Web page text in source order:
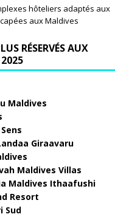
hôteliers adaptés aux
aux Maldives
RÉSERVÉS AUX
Maldives
Giraavaru
Maldives Villas
Maldives Ithaafushi
Resort
Sud